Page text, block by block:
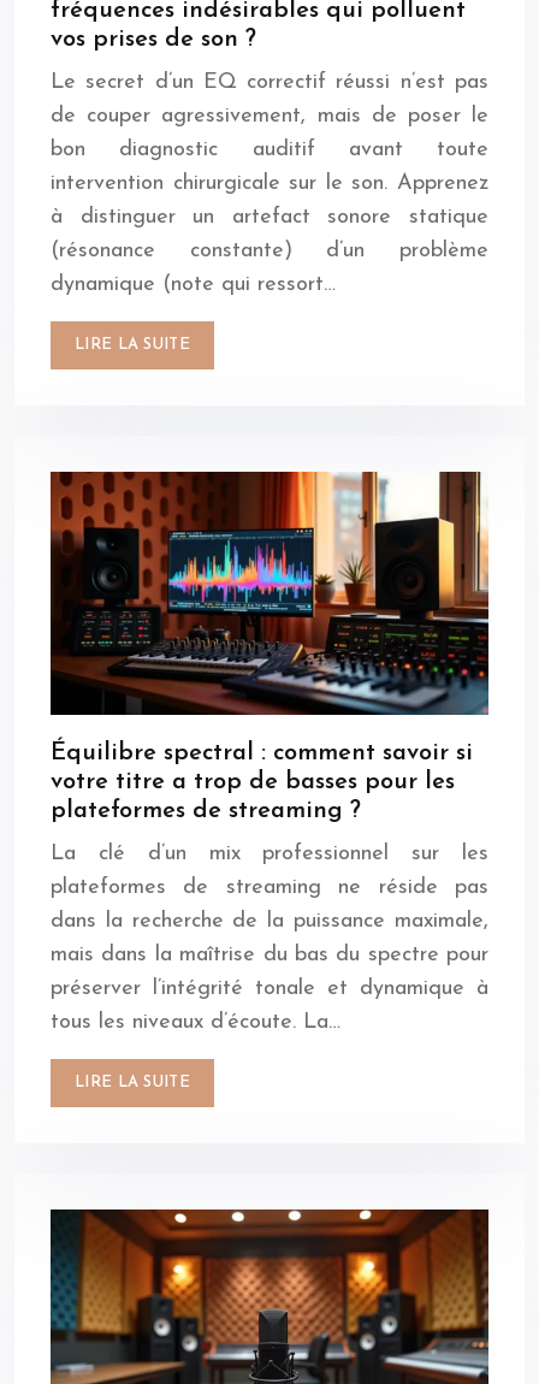
fréquences indésirables qui polluent
vos prises de son ?
Le secret d’un EQ correctif réussi n’est pas
de couper agressivement, mais de poser le
bon diagnostic auditif avant toute
intervention chirurgicale sur le son. Apprenez
à distinguer un artefact sonore statique
(résonance constante) d’un problème
dynamique (note qui ressort…
LIRE LA SUITE
Équilibre spectral : comment savoir si
votre titre a trop de basses pour les
plateformes de streaming ?
La clé d’un mix professionnel sur les
plateformes de streaming ne réside pas
dans la recherche de la puissance maximale,
mais dans la maîtrise du bas du spectre pour
préserver l’intégrité tonale et dynamique à
tous les niveaux d’écoute. La…
LIRE LA SUITE